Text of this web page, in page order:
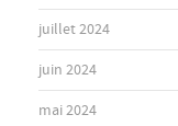
juillet 2024
juin 2024
mai 2024